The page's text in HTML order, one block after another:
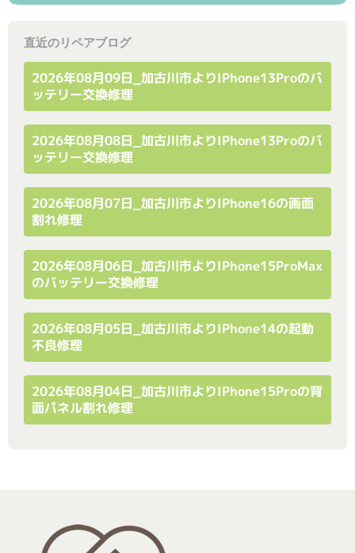
直近のリペアブログ
2026年08月09日_加古川市よりiPhone13Proのバ
ッテリー交換修理
2026年08月08日_加古川市よりiPhone13Proのバ
ッテリー交換修理
2026年08月07日_加古川市よりiPhone16の画面
割れ修理
2026年08月06日_加古川市よりiPhone15ProMax
のバッテリー交換修理
2026年08月05日_加古川市よりiPhone14の起動
不良修理
2026年08月04日_加古川市よりiPhone15Proの背
面パネル割れ修理